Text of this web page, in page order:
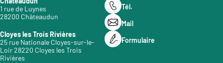
1 rue de Luynes
28200 Châteaudun
Cloyes les Trois Rivières
25 rue Nationale Cloyes-sur-le-
Loir 28220 Cloyes les Trois
Rivières
Tél.
Mail
Formulaire